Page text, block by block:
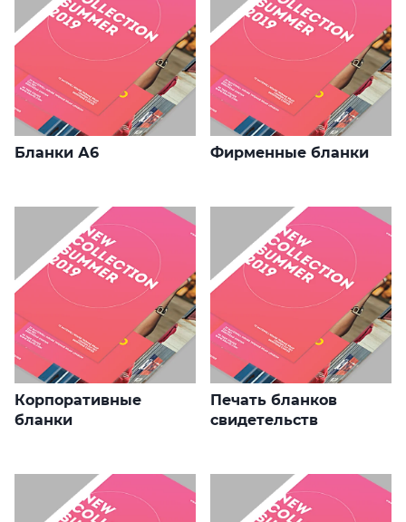
Бланки А6 Фирменные бланки
Корпоративные
бланки
Печать бланков
свидетельств